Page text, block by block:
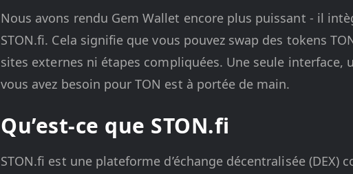
Nous avons rendu Gem Wallet encore plus puissant - il
STON.fi. Cela signifie que vous pouvez swap des tokens
sites externes ni étapes compliquées. Une seule
vous avez besoin pour TON est à portée de main.
Qu’est-ce que STON.fi
STON.fi est une plateforme d’échange décentralisée (DEX)